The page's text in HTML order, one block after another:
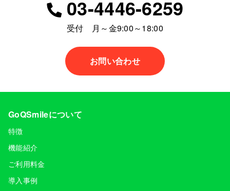
03-4446-6259
受付 月～金9:00～18:00
お問い合わせ
GoQSmileについて
特徴
機能紹介
ご利用料金
導入事例